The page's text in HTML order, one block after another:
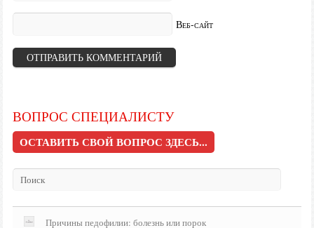
Веб-сайт
ВОПРОС СПЕЦИАЛИСТУ
ОСТАВИТЬ СВОЙ ВОПРОС ЗДЕСЬ...
Причины педофилии: болезнь или порок